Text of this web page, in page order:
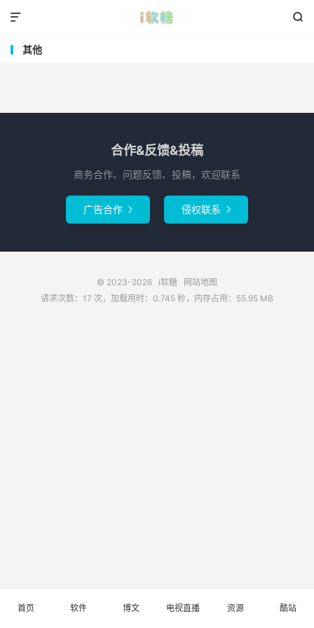


其他
合作&反馈&投稿
商务合作、问题反馈、投稿，欢迎联系
广告合作  侵权联系 
© 2023-2026 i软糖
网站地图
请求次数：17 次，加载用时：0.745 秒，内存占用：55.95 MB
首页 软件 博文 电视直播 资源 酷站